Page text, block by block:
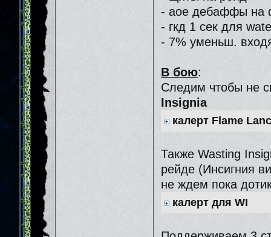
- аое дебаффы на
- гкд 1 сек для
- 7% уменьш.
В бою:
Следим чтобы не
Insignia
калерт Flame
Также Wasting
рейде (Инсигния
не ждем пока
калерт для WI